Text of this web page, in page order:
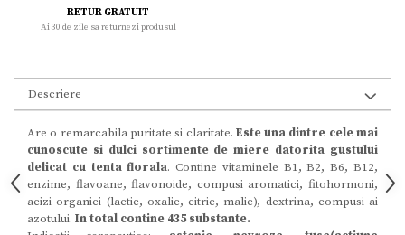
RETUR GRATUIT
Ai 30 de zile sa returnezi produsul
Descriere
Are o remarcabila puritate si claritate. Este una dintre cele mai
cunoscute si dulci sortimente de miere datorita gustului
delicat cu tenta florala. Contine vitaminele B1, B2, B6, B12,
enzime, flavoane, flavonoide, compusi aromatici, fitohormoni,
acizi organici (lactic, oxalic, citric, malic), dextrina, compusi ai
azotului. In total contine 435 substante.